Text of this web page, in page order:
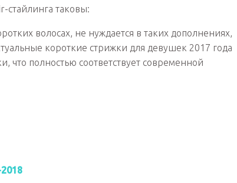
стайлинга таковы:
волосах, не нуждается в таких дополнениях,
короткие стрижки для девушек 2017 года
что полностью соответствует современной